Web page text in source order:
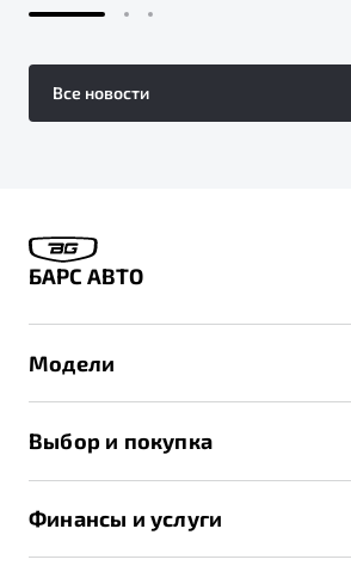
Все новости
БАРС АВТО
Модели
X70
Выбор и покупка
Финансы и услуги